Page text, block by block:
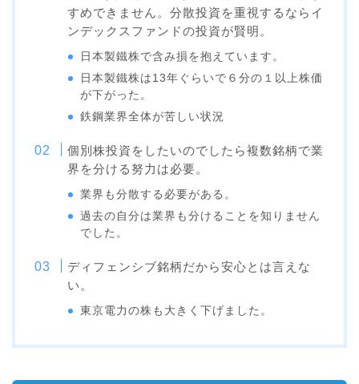
すめできません。分散投資を重視するならイ
ンデックスファンドの投資が賢明。
日本製鐵株で含み損を抱えています。
日本製鐵株は13年ぐらいで６分の１以上株価
が下がった。
鉄鋼業界全体が苦しい状況
個別株投資をしたいのでしたら複数銘柄で業
界を分ける努力は必要。
業界も分散する必要がある。
過去の自分は業界も分けることを知りません
でした。
ディフェンシブ銘柄だから安心とは言えな
い。
東京電力の株も大きく下げました。